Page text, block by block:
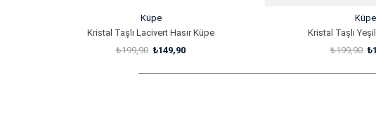
Küpe
Kristal Taşlı Lacivert Hasır Küpe
₺149,90
₺199,90
Küpe
Kristal Taşlı
₺199,90